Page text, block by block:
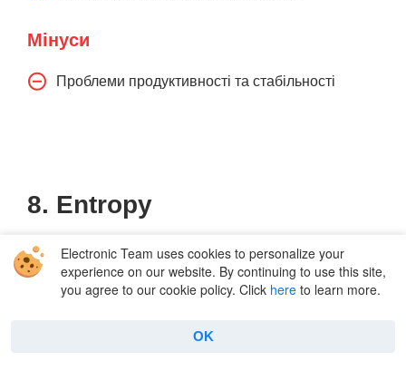
Мінуси
Проблеми продуктивності та стабільності
8. Entropy
Entropyвідрізняється від конкурентів
інноваційним набором функцій, які ви можете
архівації. Окрім високої швидкості стиснення
Electronic Team uses cookies to personalize your
experience on our website. By continuing to use this site,
you agree to our cookie policy. Click here to learn more.
OK